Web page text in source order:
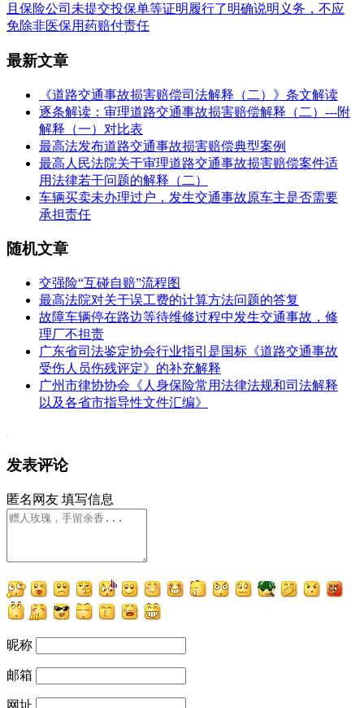
且保险公司未提交投保单等证明履行了明确说明义务，不应
免除非医保用药赔付责任
最新文章
《道路交通事故损害赔偿司法解释（二）》条文解读
逐条解读：审理道路交通事故损害赔偿解释（二）---附
解释（一）对比表
最高法发布道路交通事故损害赔偿典型案例
最高人民法院关于审理道路交通事故损害赔偿案件适
用法律若干问题的解释（二）
车辆买卖未办理过户，发生交通事故原车主是否需要
承担责任
随机文章
交强险“互碰自赔”流程图
最高法院对关于误工费的计算方法问题的答复
故障车辆停在路边等待维修过程中发生交通事故，修
理厂不担责
广东省司法鉴定协会行业指引是国标《道路交通事故
受伤人员伤残评定》的补充解释
广州市律协协会《人身保险常用法律法规和司法解释
以及各省市指导性文件汇编》
发表评论
匿名网友 填写信息
昵称
邮箱
网址